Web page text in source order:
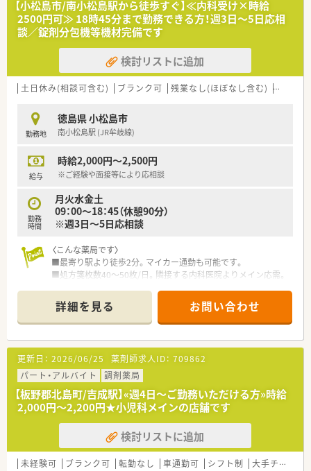
【小松島市/南小松島駅から徒歩すぐ】≪内科受け×時給
2500円可≫ 18時45分まで勤務できる方！週3日～5日応相
談／錠剤分包機等機材完備です
検討リストに追加
土日休み(相談可含む) ブランク可 残業なし(ほぼなし含む) 車通勤
勤務地
徳島県 小松島市
南小松島駅 (JR牟岐線)
給与
時給2,000円～2,500円
※ご経験や面接等により応相談
勤務
時間
月火水金土
09：00～18：45（休憩90分）
※週3日～5日応相談
〈こんな薬局です〉
■最寄り駅より徒歩2分。マイカー通勤も可能です。
■処方箋枚数40～50枚/日。隣接する内科医院よりメイン応需。
〈法人概要〉
■徳島県に5店舗運営されている法人です。
■社長が女性と言うこともあり子育てへの理解や休みの取りや
すさが魅力の会社です。
■独自の研修プログラムを持っており、入社時はもちろん随時ス
キルを磨く研修を受けることができます。
■残業は少な目です。基本的に残業はしない（時間内に帰ること
が大切）という方針をもたれていいますので、プライベートも大
切にしたい方におすすめ。
■在宅件数（施設・居宅含）は現在2件、地域体制加算が取れてい
る店舗は5店舗中2店舗です。
■患者様第一に考え、患者様やその他の全ての関係各位の方々へ
の接遇に努力して取り組んでいます。
詳細を見る お問い合わせ
更新日： 2026/06/25 薬剤師求人ID： 709862
パート・アルバイト
調剤薬局
【板野郡北島町/吉成駅】«週4日～ご勤務いただける方»時給
2,000円～2,200円★小児科メインの店舗です
検討リストに追加
未経験可 ブランク可 転勤なし 車通勤可 シフト制 大手チェーン以外